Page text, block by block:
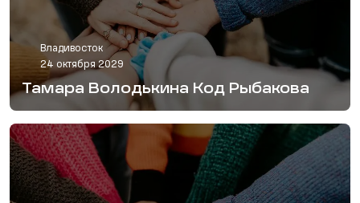
Владивосток
24 октября 2029
Тамара Володькина Код Рыбакова